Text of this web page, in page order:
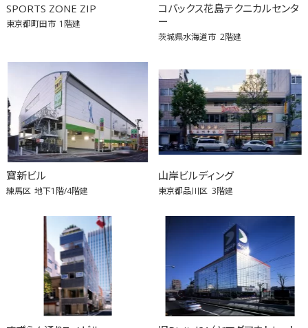
SPORTS ZONE ZIP
東京都町田市 1階建
コバックス花島テクニカルセンタ
ー
茨城県水海道市 2階建
寶新ビル
練馬区 地下1階/4階建
山岸ビルディング
東京都品川区 3階建